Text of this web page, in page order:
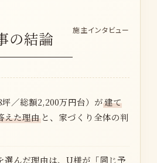
の結論 施主インタビュー
／総額2,200万円台）が建て
えた理由 と、家づくり全体の判
選んだ理由は、U様が「同じ予